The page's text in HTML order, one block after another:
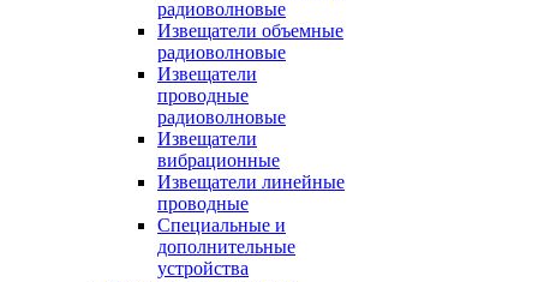
радиоволновые
Извещатели объемные
радиоволновые
Извещатели
проводные
радиоволновые
Извещатели
вибрационные
Извещатели линейные
проводные
Специальные и
дополнительные
устройства